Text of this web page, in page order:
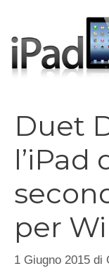
contenuto
Duet
l’iPad
per
1 Giugno 2015 di